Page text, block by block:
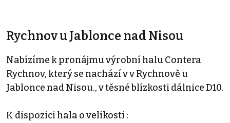
Rychnov u Jablonce nad Nisou
Nabízíme k pronájmu výrobní halu Contera
Rychnov, který se nachází v v Rychnově u
Jablonce nad Nisou., v těsné blízkosti dálnice D10.
K dispozici hala o velikosti :